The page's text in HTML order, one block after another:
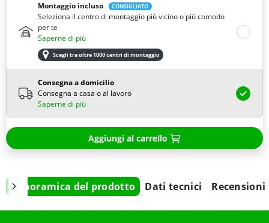
Montaggio incluso
CONSIGLIATO
Seleziona il centro di montaggio più vicino o più comodo
per te
Saperne di più
Scegli tra oltre 1000 centri di montaggio
Consegna a domicilio
Consegna a casa o al lavoro
Saperne di più
Aggiungi al carrello
Panoramica del prodotto Dati tecnici Recensioni